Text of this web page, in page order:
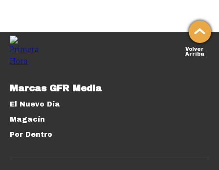
Volver
Arriba
Marcas GFR Media
El Nuevo Día
Magacín
Por Dentro